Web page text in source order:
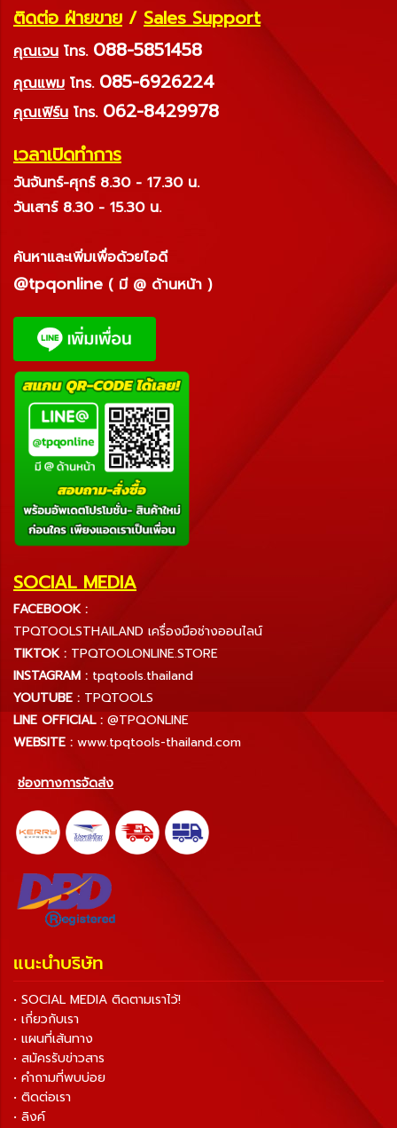
ติดต่อ ฝ่ายขาย / Sales Support
คุณเจน โทร. 088-5851458
คุณแพม โทร. 085-6926224
คุณเฟิร์น โทร. 062-8429978
เวลาเปิดทำการ
วันจันทร์-ศุกร์ 8.30 - 17.30 น.
วันเสาร์ 8.30 - 15.30 น.
ค้นหาและเพิ่มเพื่อด้วยไอดี
@tpqonline ( มี @ ด้านหน้า )
SOCIAL MEDIA
FACEBOOK :
TPQTOOLSTHAILAND เครื่องมือช่างออนไลน์
TIKTOK : TPQTOOLONLINE.STORE
INSTAGRAM : tpqtools.thailand
YOUTUBE : TPQTOOLS
LINE OFFICIAL : @TPQONLINE
WEBSITE : www.tpqtools-thailand.com
ช่องทางการจัดส่ง
แนะนำบริษัท
• SOCIAL MEDIA ติดตามเราไว้!
• เกี่ยวกับเรา
• แผนที่เส้นทาง
• สมัครรับข่าวสาร
• คำถามที่พบบ่อย
• ติดต่อเรา
• ลิงค์